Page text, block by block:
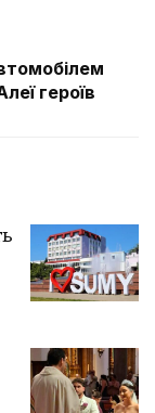
героїв